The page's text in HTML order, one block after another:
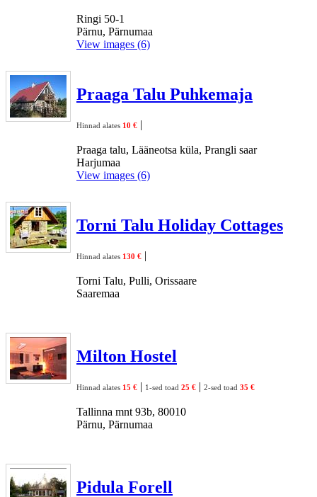
Ringi 50-1
Pärnu, Pärnumaa
View images (6)
Praaga Talu Puhkemaja
Hinnad alates 10 € |
Praaga talu, Lääneotsa küla, Prangli saar
Harjumaa
View images (6)
Torni Talu Holiday Cottages
Hinnad alates 130 € |
Torni Talu, Pulli, Orissaare
Saaremaa
Milton Hostel
Hinnad alates 15 € | 1-sed toad 25 € | 2-sed toad 35 €
Tallinna mnt 93b, 80010
Pärnu, Pärnumaa
Pidula Forell